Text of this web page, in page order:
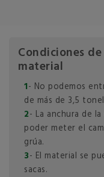
Condiciones
material
1- No podemos
de más de 3,5
2- La anchura de
poder meter el
grúa.
3- El material se
sacas.